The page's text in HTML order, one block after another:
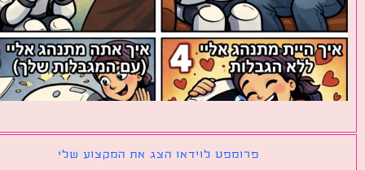
פרומפט לוידאו הצג את המקצוע שלי